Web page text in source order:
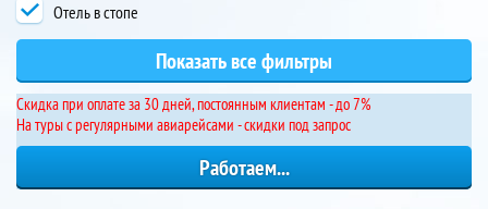
Отель в стопе
Cкидка при оплате за 30 дней, постоянным клиентам - до 7%
На туры с регулярными авиарейсами - скидки под запрос